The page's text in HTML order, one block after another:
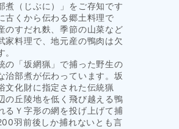
煮（じぶに）」をご存知です
古くから伝わる郷土料理で
のすだれ麩、季節の山菜など
家料理で、地元産の鴨肉は欠
の「坂網猟」で捕った野生の
治部煮が伝わっています。坂
文化財に指定された伝統猟
の丘陵地を低く飛び越える鴨
るＹ字形の網を投げ上げて捕
羽前後しか捕れないとも言